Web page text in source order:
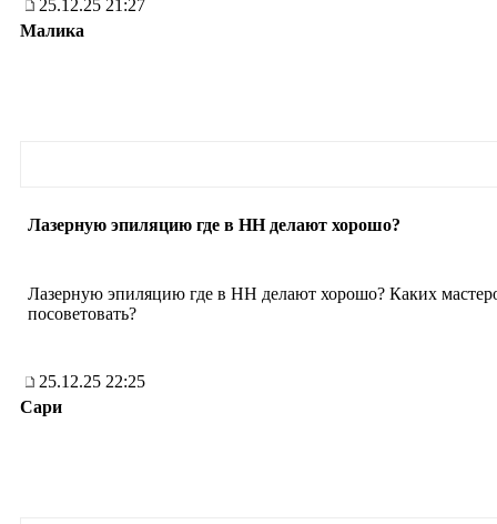
25.12.25 21:27
Малика
Лазерную эпиляцию где в НН делают хорошо?
Лазерную эпиляцию где в НН делают хорошо? Каких
посоветовать?
25.12.25 22:25
Сари